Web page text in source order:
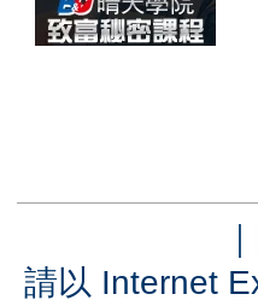
｜
請以 Internet